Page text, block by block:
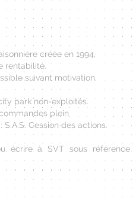
créée en 1994,
rentabilité.
suivant motivation.
park non-exploités.
plein
Cession des actions.
écrire à SVT sous référence